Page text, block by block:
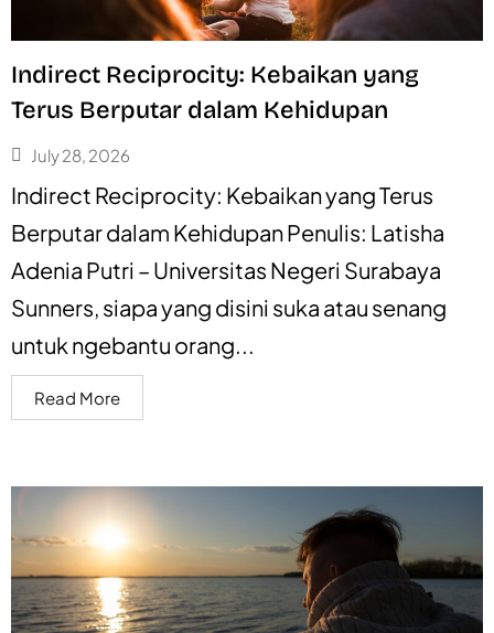
Indirect Reciprocity: Kebaikan yang
Terus Berputar dalam Kehidupan
July 28, 2026
Indirect Reciprocity: Kebaikan yang Terus
Berputar dalam Kehidupan Penulis: Latisha
Adenia Putri – Universitas Negeri Surabaya
Sunners, siapa yang disini suka atau senang
untuk ngebantu orang...
Read More